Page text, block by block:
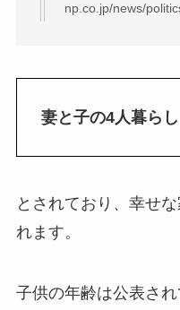
np.co.jp/news/
妻と子の4人暮らし
とされており、幸せ
れます。
子供の年齢は公表さ